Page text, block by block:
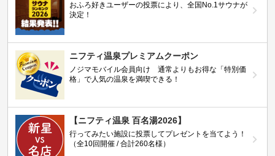
おふろ好きユーザーの投票により、全国No.1サウナが
決定！
ニフティ温泉プレミアムクーポン
ノジマモバイル会員向け 通常よりもお得な「特別価
格」で人気の温泉を満喫できる！
【ニフティ温泉 百名湯2026】
行ってみたい施設に投票してプレゼントを当てよう！
（全10回開催 / 合計260名様）